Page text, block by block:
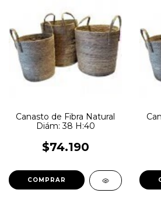
Canasto de Fibra Natural
Diám: 38 H:40
$74.190